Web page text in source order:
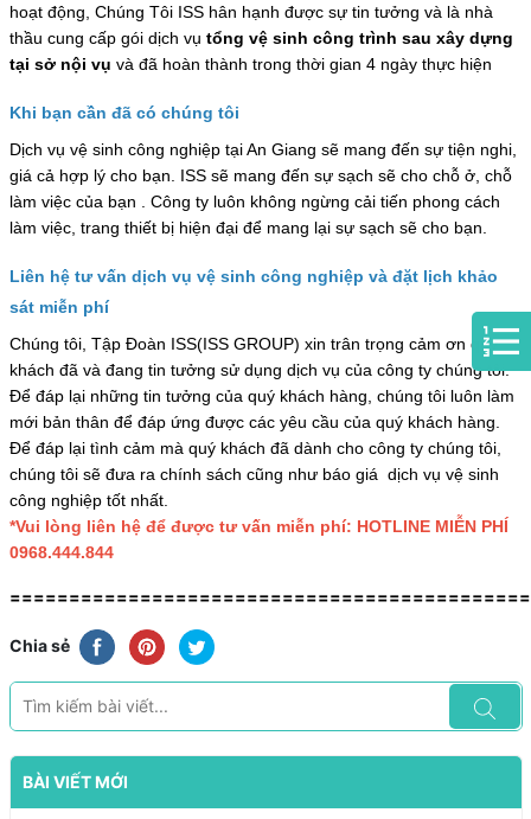
hoạt động, Chúng Tôi ISS hân hạnh được sự tin tưởng và là nhà
thầu cung cấp gói dịch vụ tổng vệ sinh công trình sau xây dựng
tại sở nội vụ và đã hoàn thành trong thời gian 4 ngày thực hiện
Khi bạn cần đã có chúng tôi
Dịch vụ vệ sinh công nghiệp tại An Giang sẽ mang đến sự tiện nghi,
giá cả hợp lý cho bạn. ISS sẽ mang đến sự sạch sẽ cho chỗ ở, chỗ
làm việc của bạn . Công ty luôn không ngừng cải tiến phong cách
làm việc, trang thiết bị hiện đại để mang lại sự sạch sẽ cho bạn.
Liên hệ tư vấn dịch vụ vệ sinh công nghiệp và đặt lịch khảo
sát miễn phí
Chúng tôi, Tập Đoàn ISS(ISS GROUP) xin trân trọng cảm ơn quý
khách đã và đang tin tưởng sử dụng dịch vụ của công ty chúng tôi.
Để đáp lại những tin tưởng của quý khách hàng, chúng tôi luôn làm
mới bản thân để đáp ứng được các yêu cầu của quý khách hàng.
Để đáp lại tình cảm mà quý khách đã dành cho công ty chúng tôi,
chúng tôi sẽ đưa ra chính sách cũng như báo giá dịch vụ vệ sinh
công nghiệp tốt nhất.
*Vui lòng liên hệ để được tư vấn miễn phí: HOTLINE MIỄN PHÍ
0968.444.844
Chia sẻ
BÀI VIẾT MỚI